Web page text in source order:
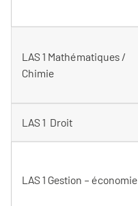
LAS 1 Mathématiques /
Chimie
LAS 1 Droit
LAS 1 Gestion – économie